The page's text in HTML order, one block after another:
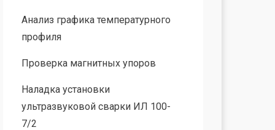
Анализ графика температурного
профиля
Проверка магнитных упоров
Наладка установки
ультразвуковой сварки ИЛ 100-
7/2